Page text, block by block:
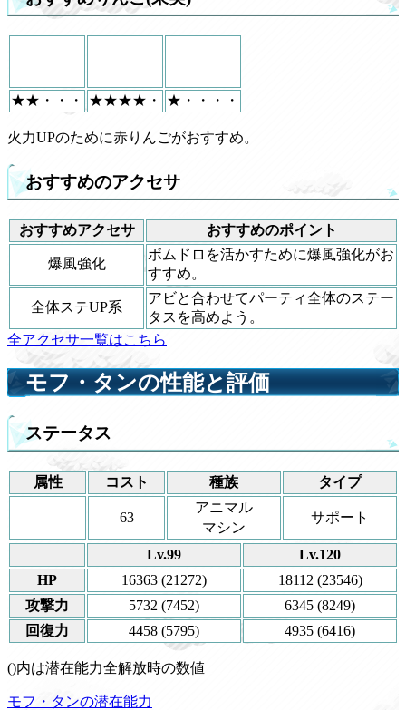
★★・・・ ★★★★・ ★・・・・
火力UPのために赤りんごがおすすめ。
おすすめのアクセサ
おすすめアクセサ おすすめのポイント
爆風強化
ボムドロを活かすために爆風強化がお
すすめ。
全体ステUP系
アビと合わせてパーティ全体のステー
タスを高めよう。
全アクセサ一覧はこちら
モフ・タンの性能と評価
ステータス
属性 コスト 種族 タイプ
63
アニマル
マシン
サポート
Lv.99
Lv.120
HP
16363 (21272)
18112 (23546)
攻撃力
5732 (7452)
6345 (8249)
回復力
4458 (5795) 4935 (6416)
()内は潜在能力全解放時の数値
モフ・タンの潜在能力